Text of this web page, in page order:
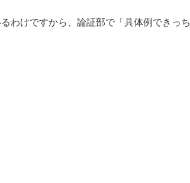
わけですから、論証部で「具体例できっ